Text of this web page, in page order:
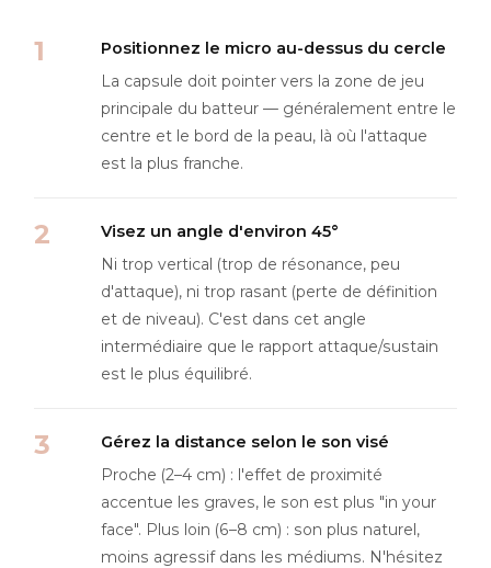
Positionnez le micro au-dessus du cercle
La capsule doit pointer vers la zone de jeu
principale du batteur — généralement entre le
centre et le bord de la peau, là où l'attaque
est la plus franche.
Visez un angle d'environ 45°
Ni trop vertical (trop de résonance, peu
d'attaque), ni trop rasant (perte de définition
et de niveau). C'est dans cet angle
intermédiaire que le rapport attaque/sustain
est le plus équilibré.
Gérez la distance selon le son visé
Proche (2–4 cm) : l'effet de proximité
accentue les graves, le son est plus "in your
face". Plus loin (6–8 cm) : son plus naturel,
moins agressif dans les médiums. N'hésitez